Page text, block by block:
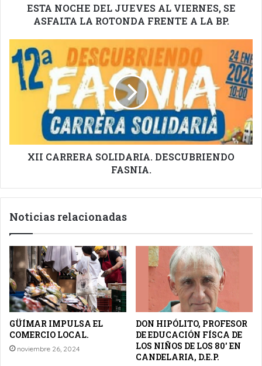
ROTONDA
FRENTE
BP.
ESTA NOCHE DEL JUEVES AL VIERNES, SE
ASFALTA LA ROTONDA FRENTE A LA BP.
CARRERA
SOLIDARIA.
DESCUBRIENDO
FASNIA.
XII CARRERA SOLIDARIA. DESCUBRIENDO
FASNIA.
Noticias relacionadas
GÜÍMAR IMPULSA EL
COMERCIO LOCAL.
noviembre 26, 2024
DON HIPÓLITO, PROFESOR
DE EDUCACIÓN FÍSCA DE
LOS NIÑOS DE LOS 80′ EN
CANDELARIA, D.E.P.